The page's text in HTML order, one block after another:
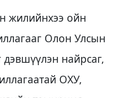
жилийнхээ ойн
Олон Улсын
найрсаг,
ОХУ,